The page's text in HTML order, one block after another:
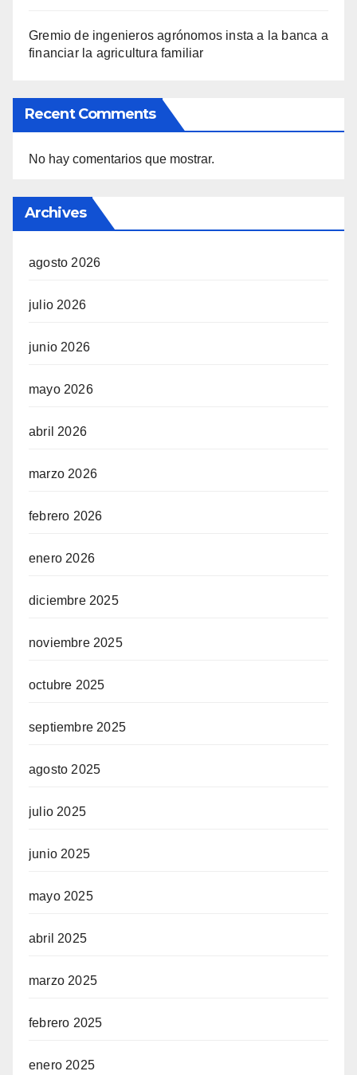
Gremio de ingenieros agrónomos insta a la banca a
financiar la agricultura familiar
Recent Comments
No hay comentarios que mostrar.
Archives
agosto 2026
julio 2026
junio 2026
mayo 2026
abril 2026
marzo 2026
febrero 2026
enero 2026
diciembre 2025
noviembre 2025
octubre 2025
septiembre 2025
agosto 2025
julio 2025
junio 2025
mayo 2025
abril 2025
marzo 2025
febrero 2025
enero 2025